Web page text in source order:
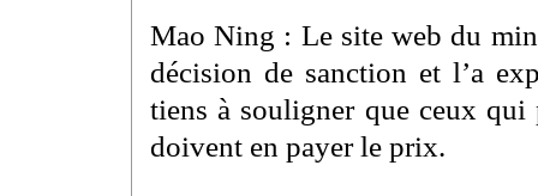
Mao Ning : Le site web du
décision de sanction et l’a
tiens à souligner que ceux
doivent en payer le prix.